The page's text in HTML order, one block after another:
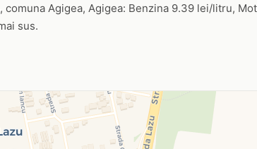
comuna Agigea, Agigea: Benzina 9.39 lei/litru,
sus.